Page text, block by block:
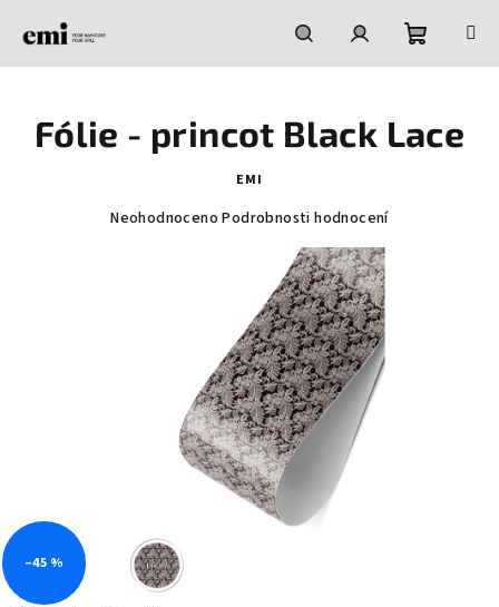
HledatPřihlášeníNákupní
košík
Fólie - princot Black Lace
EMI
Průměrné
Neohodnoceno Podrobnosti hodnocení
–45 %